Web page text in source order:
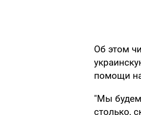
Об этом
помощи
"Мы будем
столько,